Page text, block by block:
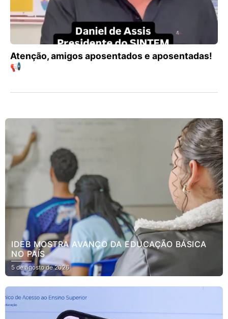
Atenção, amigos aposentados e aposentadas!
📢
IDEB MOSTRA AVANÇO DA EDUCAÇÃO BÁSICA
NO PAÍS
5 de agosto de 2026